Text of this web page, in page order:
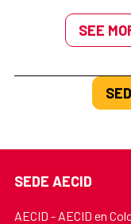
SEE
SEDE AECID
AECID - AECID en